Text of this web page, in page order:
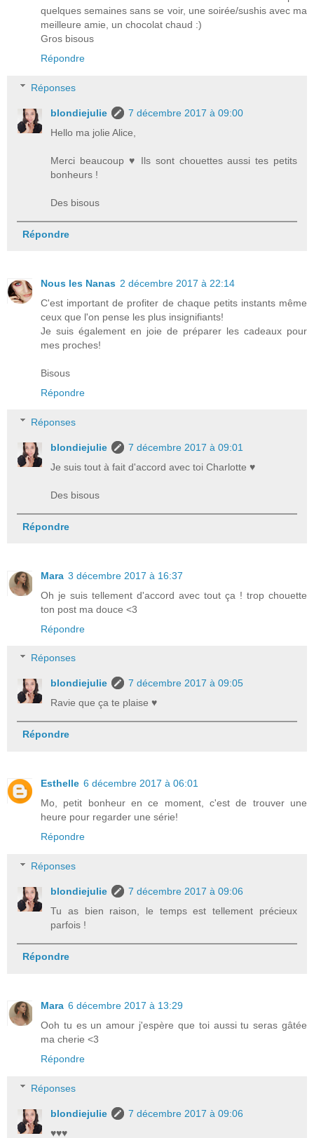
quelques semaines sans se voir, une soirée/sushis avec ma
meilleure amie, un chocolat chaud :)
Gros bisous
Répondre
Réponses
blondiejulie
7 décembre 2017 à 09:00
Hello ma jolie Alice,
Merci beaucoup ♥ Ils sont chouettes aussi tes petits
bonheurs !
Des bisous
Répondre
Nous les Nanas 2 décembre 2017 à 22:14
C'est important de profiter de chaque petits instants même
ceux que l'on pense les plus insignifiants!
Je suis également en joie de préparer les cadeaux pour
mes proches!
Bisous
Répondre
Réponses
blondiejulie
7 décembre 2017 à 09:01
Je suis tout à fait d'accord avec toi Charlotte ♥
Des bisous
Répondre
Mara 3 décembre 2017 à 16:37
Oh je suis tellement d'accord avec tout ça ! trop chouette
ton post ma douce <3
Répondre
Réponses
blondiejulie
7 décembre 2017 à 09:05
Ravie que ça te plaise ♥
Répondre
Esthelle 6 décembre 2017 à 06:01
Mo, petit bonheur en ce moment, c'est de trouver une
heure pour regarder une série!
Répondre
Réponses
blondiejulie
7 décembre 2017 à 09:06
Tu as bien raison, le temps est tellement précieux
parfois !
Répondre
Mara 6 décembre 2017 à 13:29
Ooh tu es un amour j'espère que toi aussi tu seras gâtée
ma cherie <3
Répondre
Réponses
blondiejulie
7 décembre 2017 à 09:06
♥♥♥